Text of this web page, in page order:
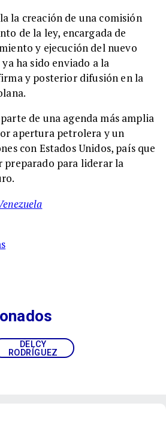
la creación de una comisión
de la ley, encargada de
y ejecución del nuevo
ha sido enviado a la
y posterior difusión en la
de una agenda más amplia
apertura petrolera y un
con Estados Unidos, país que
preparado para liderar la
DELCY
RODRÍGUEZ